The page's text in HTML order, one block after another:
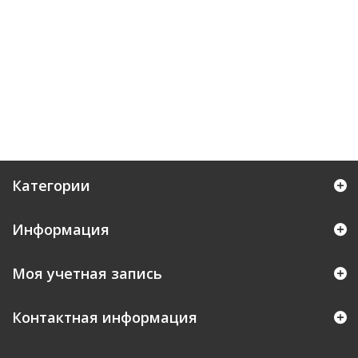
Категории
Информация
Моя учетная запись
Контактная информация